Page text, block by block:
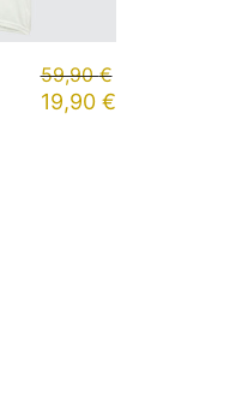
59,90€
19,90 €